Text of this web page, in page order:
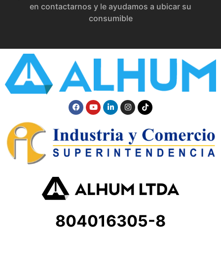
en contactarnos y le ayudamos a ubicar su
consumible
804016305-8